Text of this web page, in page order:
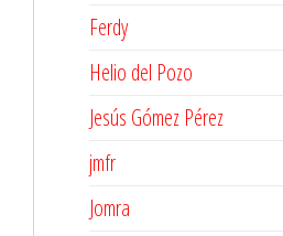
Ferdy
Helio del Pozo
Jesús Gómez Pérez
jmfr
Jomra